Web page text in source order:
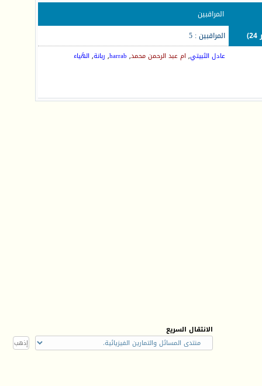
المراقبين
المراقبين : 5
عادل الثبيتي, ام عبد الرحمن محمد,
harrab
, ربانة, الهَياء
الانتقال السريع